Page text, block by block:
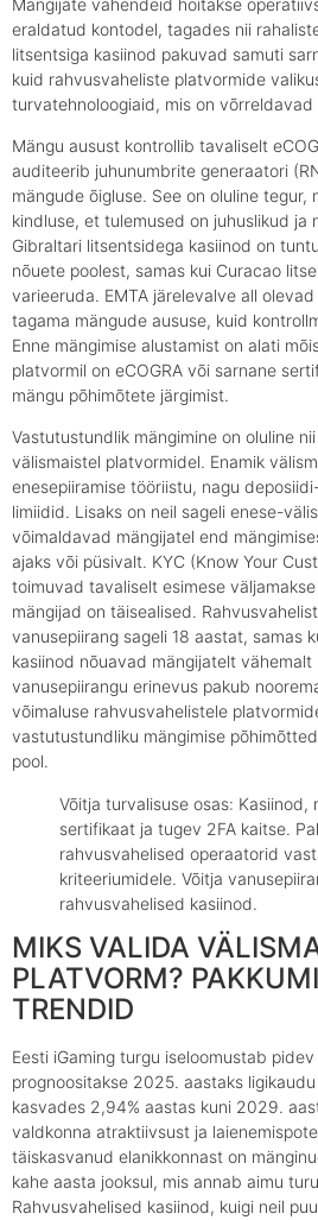
eraldatud kontodel, tagades nii
litsentsiga kasiinod pakuvad samuti
kuid rahvusvaheliste platvormide
turvatehnoloogiaid, mis on
Mängu ausust kontrollib tavaliselt
auditeerib juhunumbrite generaatori
mängude õigluse. See on oluline tegur,
kindluse, et tulemused on juhuslikud ja
Gibraltari litsentsidega kasiinod on
nõuete poolest, samas kui Curacao
varieeruda. EMTA järelevalve all
tagama mängude aususe, kuid
Enne mängimise alustamist on alati
platvormil on eCOGRA või sarnane
mängu põhimõtete järgimist.
Vastutustundlik mängimine on oluline
välismaistel platvormidel. Enamik
enesepiiramise tööriistu, nagu
limiidid. Lisaks on neil sageli enese-
võimaldavad mängijatel end
ajaks või püsivalt. KYC (Know Your
toimuvad tavaliselt esimese
mängijad on täisealised.
vanusepiirang sageli 18 aastat, samas
kasiinod nõuavad mängijatelt
vanusepiirangu erinevus pakub
võimaluse rahvusvahelistele
vastutustundliku mängimise
pool.
Võitja turvalisuse osas: Kasiinod,
sertifikaat ja tugev 2FA kaitse.
rahvusvahelised operaatorid
kriteeriumidele. Võitja
rahvusvahelised kasiinod.
MIKS VALIDA
PLATVORM?
TRENDID
Eesti iGaming turgu iseloomustab
prognoositakse 2025. aastaks
kasvades 2,94% aastas kuni 2029.
valdkonna atraktiivsust ja
täiskasvanud elanikkonnast on
kahe aasta jooksul, mis annab aimu
Rahvusvahelised kasiinod, kuigi neil